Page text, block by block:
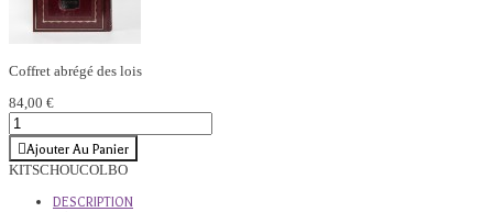
Coffret abrégé des lois
84,00 €
Ajouter Au Panier
KITSCHOUCOLBO
DESCRIPTION